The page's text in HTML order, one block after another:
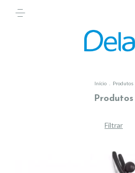
Início Produtos
Produtos
Filtrar